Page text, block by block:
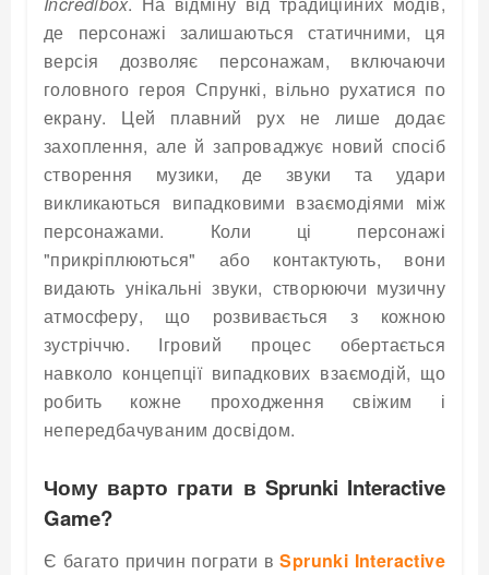
де персонажі залишаються статичними, ця
версія дозволяє персонажам, включаючи
головного героя Спрункі, вільно рухатися по
екрану. Цей плавний рух не лише додає
захоплення, але й запроваджує новий спосіб
створення музики, де звуки та удари
викликаються випадковими взаємодіями між
персонажами. Коли ці персонажі
"прикріплюються" або контактують, вони
видають унікальні звуки, створюючи музичну
атмосферу, що розвивається з кожною
зустріччю. Ігровий процес обертається
навколо концепції випадкових взаємодій, що
робить кожне проходження свіжим і
непередбачуваним досвідом.
Чому варто грати в Sprunki Interactive
Game?
Є багато причин пограти вSprunki Interactive